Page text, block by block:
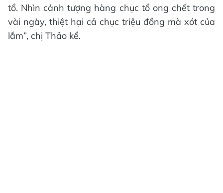
tổ. Nhìn cảnh tượng hàng chục tổ ong chết trong
vài ngày, thiệt hại cả chục triệu đồng mà xót của
lắm”, chị Thảo kể.